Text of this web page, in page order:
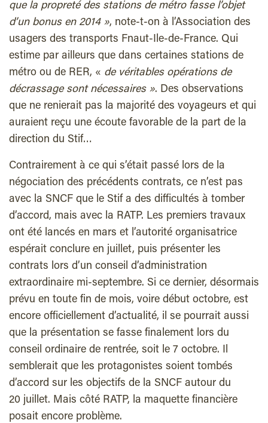
que la propreté des stations de métro fasse l’objet
d’un bonus en 2014 », note-t-on à l’Association des
usagers des transports Fnaut-Ile-de-France. Qui
estime par ailleurs que dans certaines stations de
métro ou de RER, « de véritables opérations de
décrassage sont nécessaires ». Des observations
que ne renierait pas la majorité des voyageurs et qui
auraient reçu une écoute favorable de la part de la
direction du Stif…
Contrairement à ce qui s’était passé lors de la
négociation des précédents contrats, ce n’est pas
avec la SNCF que le Stif a des difficultés à tomber
d’accord, mais avec la RATP. Les premiers travaux
ont été lancés en mars et l’autorité organisatrice
espérait conclure en juillet, puis présenter les
contrats lors d’un conseil d’administration
extraordinaire mi-septembre. Si ce dernier, désormais
prévu en toute fin de mois, voire début octobre, est
encore officiellement d’actualité, il se pourrait aussi
que la présentation se fasse finalement lors du
conseil ordinaire de rentrée, soit le 7 octobre. Il
semblerait que les protagonistes soient tombés
d’accord sur les objectifs de la SNCF autour du
20 juillet. Mais côté RATP, la maquette financière
posait encore problème.